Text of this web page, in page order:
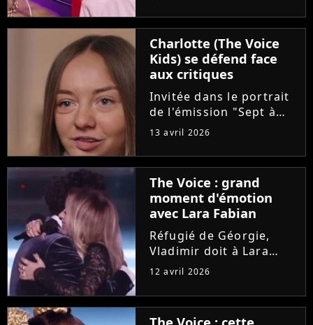
"Pourquoi tu restes"
d'Amel Bent. Un
moment chargé en
émotion qui n'a
néanmoins pas fait se
retourner...
Charlotte (The Voice
Kids) se défend face
aux critiques
Invitée dans le portrait
de l'émission "Sept à
Huit", Charlotte est
diagnostiqué à l'âge de
8 ans. La maladie et les
opérations de la
dernière gagnante de
"The...
13 avril 2026
The Voice : grand
moment d'émotion
avec Lara Fabian
Réfugié de Géorgie,
Vladimir doit à Lara
Fabian son
français et sa vocation
de chanteur. Sur le
12 avril 2026